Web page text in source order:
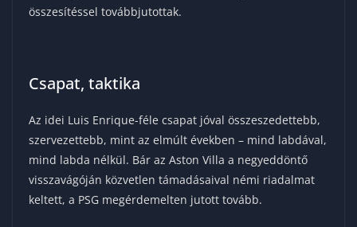
összesítéssel továbbjutottak.
Csapat, taktika
Az idei Luis Enrique-féle csapat jóval összeszedettebb,
szervezettebb, mint az elmúlt években – mind labdával,
mind labda nélkül. Bár az Aston Villa a negyeddöntő
visszavágóján közvetlen támadásaival némi riadalmat
keltett, a PSG megérdemelten jutott tovább.